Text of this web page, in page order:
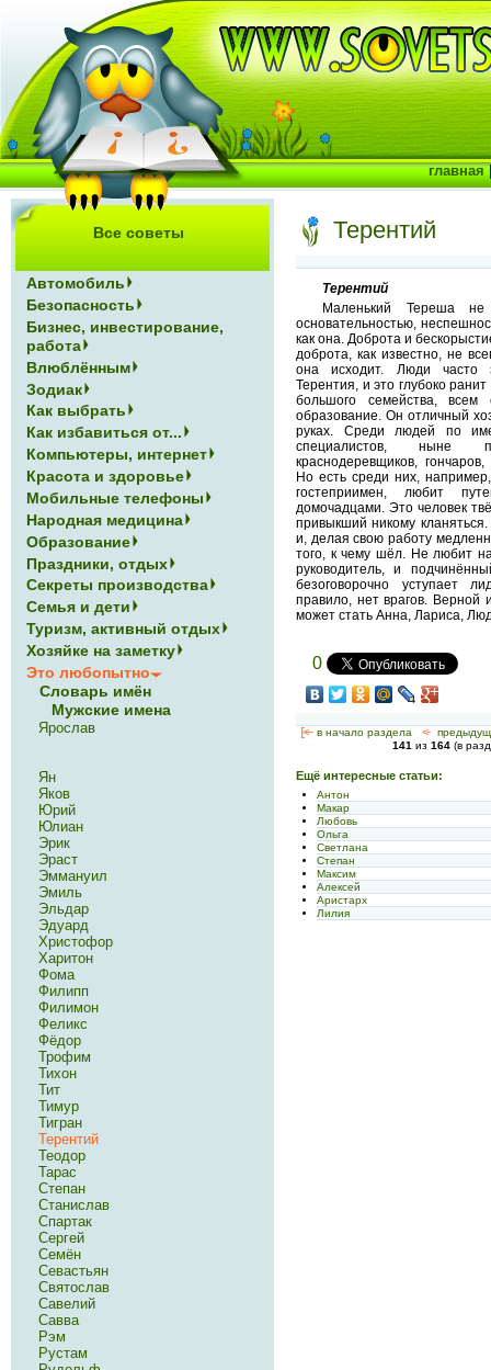
Терентий
Терентий
Маленький Тереша не
основательностью,
как она. Доброта и
доброта, как известно, не
она исходит. Люди часто
Терентия, и это глубоко
большого семейства,
образование. Он отличный
руках. Среди людей по
специалистов, ныне
краснодеревщиков,
Но есть среди них,
гостеприимен, любит
домочадцами. Это человек
привыкший никому
и, делая свою работу
того, к чему шёл. Не любит
руководитель, и
безоговорочно уступает
правило, нет врагов.
может стать Анна, Лариса,
0
[<— в начало раздела <-
141 из 164 (в
Ещё интересные статьи:
Антон
Макар
Любовь
Ольга
Светлана
Степан
Максим
Алексей
Аристарх
Лилия
Все советы
Автомобиль
Безопасность
Бизнес, инвестирование,
работа
Влюблённым
Зодиак
Как выбрать
Как избавиться от...
Компьютеры, интернет
Красота и здоровье
Мобильные телефоны
Народная медицина
Образование
Праздники, отдых
Секреты производства
Семья и дети
Туризм, активный отдых
Хозяйке на заметку
Это любопытно
Словарь имён
Мужские имена
Ярослав
Ян
Яков
Юрий
Юлиан
Эрик
Эраст
Эммануил
Эмиль
Эльдар
Эдуард
Христофор
Харитон
Фома
Филипп
Филимон
Феликс
Фёдор
Трофим
Тихон
Тит
Тимур
Тигран
Терентий
Теодор
Тарас
Степан
Станислав
Спартак
Сергей
Семён
Севастьян
Святослав
Савелий
Савва
Рэм
Рустам
главная